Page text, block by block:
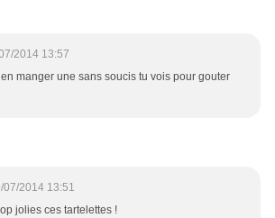
2014 13:57
manger une sans soucis tu vois pour gouter
07/2014 13:51
jolies ces tartelettes !